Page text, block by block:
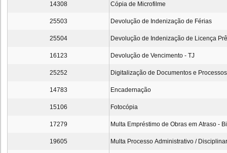
14308 Cópia de Microfilme
25503 Devolução de Indenização de Férias
25504 Devolução de Indenização de Licença
16123 Devolução de Vencimento - TJ
25252 Digitalização de Documentos e
14783 Encadernação
15106 Fotocópia
17279 Multa Empréstimo de Obras em Atraso -
19605 Multa Processo Administrativo /